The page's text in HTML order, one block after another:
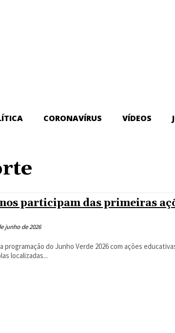
CORONAVÍRUS VÍDEOS
participam das primeiras
junho de 2026
programação do Junho Verde 2026 com ações
localizadas...